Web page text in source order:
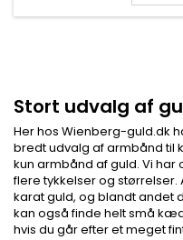
Stort udvalg af
Her hos Wienberg-guld.dk
bredt udvalg af armbånd til
kun armbånd af guld. Vi
flere tykkelser og størrelser.
karat guld, og blandt andet
kan også finde helt små
hvis du går efter et meget